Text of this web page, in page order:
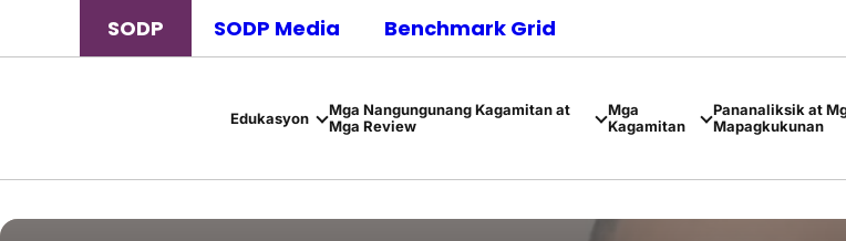
SODP SODP Media Benchmark Grid
Edukasyon
Mga Nangungunang Kagamitan at
Mga Review
Mga
Kagamitan
Pananaliksik at
Mapagkukunan